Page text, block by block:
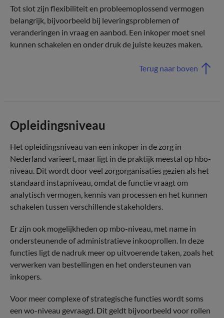
Tot slot zijn flexibiliteit en probleemoplossend vermogen
belangrijk, bijvoorbeeld bij leveringsproblemen of
veranderingen in vraag en aanbod. Een inkoper moet snel
kunnen schakelen en onder druk de juiste keuzes maken.
Terug naar boven
Opleidingsniveau
Het opleidingsniveau van een inkoper in de zorg in
Nederland varieert, maar ligt in de praktijk meestal op hbo-
niveau. Dit wordt door veel zorgorganisaties gezien als het
standaard instapniveau, omdat de functie vraagt om
analytisch vermogen, kennis van processen en het kunnen
schakelen tussen verschillende stakeholders.
Er zijn ook mogelijkheden op mbo-niveau, met name in
ondersteunende of administratieve inkooprollen. In deze
functies ligt de nadruk meer op uitvoerende taken, zoals het
verwerken van bestellingen en het ondersteunen van
inkopers.
Voor meer complexe of strategische functies wordt soms
een wo-niveau gevraagd. Dit geldt bijvoorbeeld voor rollen